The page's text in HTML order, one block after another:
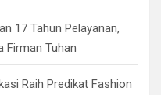
17 Tahun Pelayanan,
Firman Tuhan
Raih Predikat Fashion